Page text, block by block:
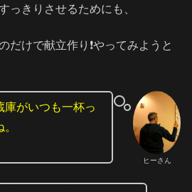
っきりさせるためにも、
だけで献立作り❗️やってみようと
ヒーさん
庫がいつも一杯っ